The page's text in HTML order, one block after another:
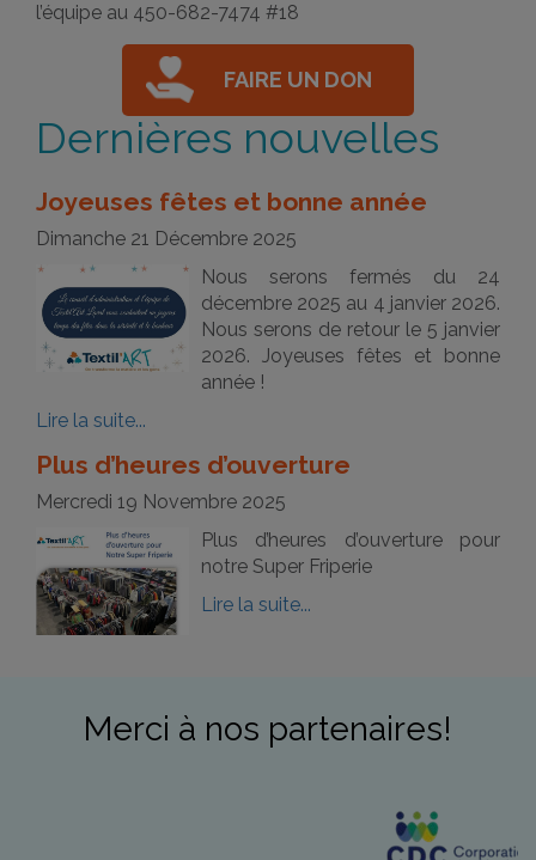
l’équipe au 450-682-7474 #18
FAIRE UN DON
Dernières nouvelles
Joyeuses fêtes et bonne année
Dimanche 21 Décembre 2025
Nous serons fermés du 24
décembre 2025 au 4 janvier 2026.
Nous serons de retour le 5 janvier
2026. Joyeuses fêtes et bonne
année !
Lire la suite...
Plus d’heures d’ouverture
Mercredi 19 Novembre 2025
Plus d’heures d’ouverture pour
notre Super Friperie
Lire la suite...
Merci à nos partenaires!